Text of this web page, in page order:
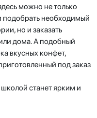
можно не только
подобрать необходимый
но и заказать
дома. А подобный
вкусных конфет,
под заказ
станет ярким и